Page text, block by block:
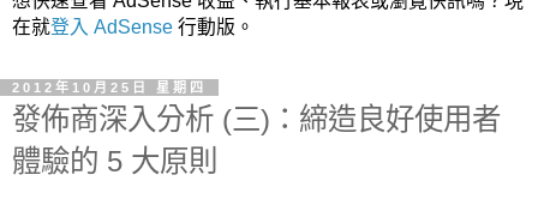
在就登入 AdSense 行動版。
2012年10月25日 星期四
發佈商深入分析 (三)：締造良好使用者
體驗的 5 大原則